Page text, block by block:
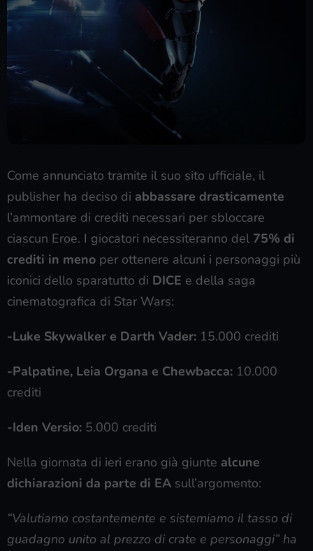
Come annunciato tramite il suo sito ufficiale, il
publisher ha deciso di abbassare drasticamente
l’ammontare di crediti necessari per sbloccare
ciascun Eroe. I giocatori necessiteranno del 75% di
crediti in meno per ottenere alcuni i personaggi più
iconici dello sparatutto di DICE e della saga
cinematografica di Star Wars:
-Luke Skywalker e Darth Vader: 15.000 crediti
-Palpatine, Leia Organa e Chewbacca: 10.000
crediti
-Iden Versio: 5.000 crediti
Nella giornata di ieri erano già giunte alcune
dichiarazioni da parte di EA sull’argomento:
“Valutiamo costantemente e sistemiamo il tasso di
guadagno unito al prezzo di crate e personaggi” ha